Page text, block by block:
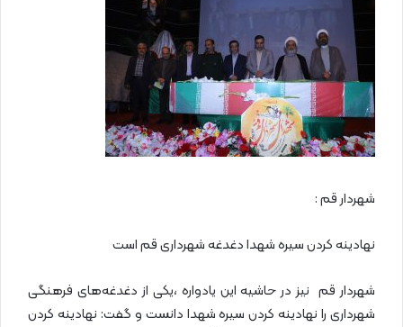
شهردار قم :
نهادینه کردن سیره شهدا دغدغه شهرداری قم است
شهردار قم نیز در حاشیه این یادواره ،یکی از دغدغه‌های فرهنگی
شهرداری را نهادینه کردن سیره شهدا دانست و گفت: نهادینه کردن